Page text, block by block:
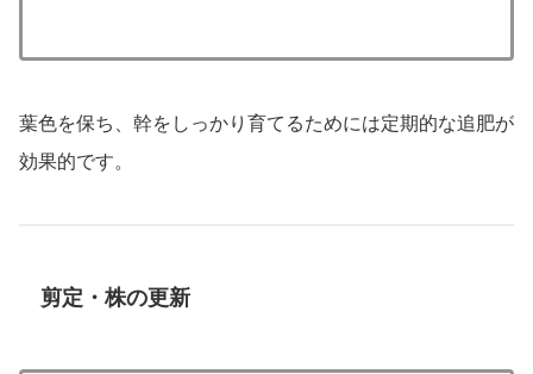
葉色を保ち、幹をしっかり育てるためには定期的な追肥が
効果的です。
剪定・株の更新